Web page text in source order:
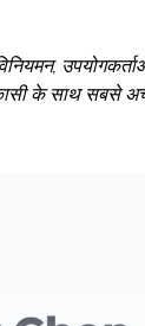
के साथ सबसे